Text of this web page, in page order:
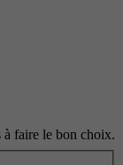
à faire le bon choix.